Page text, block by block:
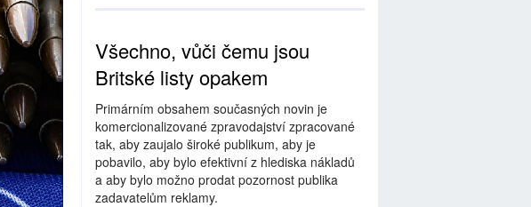
Všechno, vůči čemu jsou
Britské listy opakem
Primárním obsahem současných novin je
komercionalizované zpravodajství zpracované
tak, aby zaujalo široké publikum, aby je
pobavilo, aby bylo efektivní z hlediska nákladů
a aby bylo možno prodat pozornost publika
zadavatelům reklamy.